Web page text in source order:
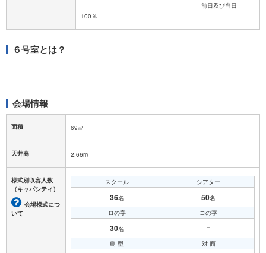
前日及び当日
６号室とは？
会場情報
面積 69㎡
天井高 2.66m
様式別収容人数
（キャパシティ）
会場様式につ
いて
スクール
36名
シアター
50名
ロの字
30名
コの字
－
島 型
対 面